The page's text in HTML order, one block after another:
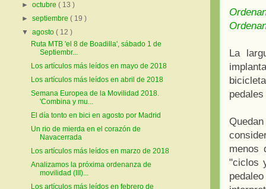
La
menos
"ciclos
►octubre( 13 )
►septiembre( 19 )
▼agosto( 12 )
Ruta MTB 'el 8 de Boadilla', sábado 1 de
Septiembr...
Los artículos más leídos en mayo de 2018
Los artículos más leídos en abril de 2018
Semana Europea de la Movilidad 2018.
'Combina y mu...
El día tonto en bici en agosto por Madrid
Un rio de mierda en el corazón de
Navacerrada
Los artículos más leídos en marzo de 2018
Analizamos la próxima ordenanza de
movilidad (III)...
Los artículos más leídos en febrero de